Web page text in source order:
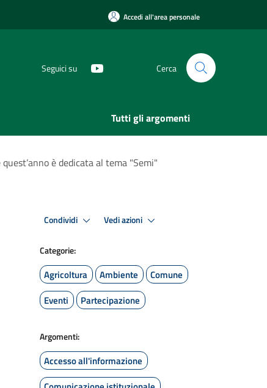
Accedi all'area personale
Seguici su Cerca
Tutti gli argomenti
è dedicata al tema "Semi"
Condividi Vedi azioni
Categorie:
Agricoltura Ambiente
Comune
Eventi
Partecipazione
Argomenti:
Accesso all'informazione